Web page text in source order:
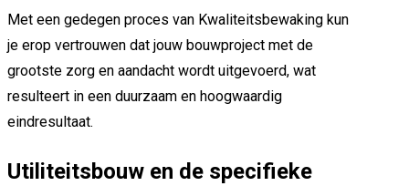
Met een gedegen proces van Kwaliteitsbewaking kun
je erop vertrouwen dat jouw bouwproject met de
grootste zorg en aandacht wordt uitgevoerd, wat
resulteert in een duurzaam en hoogwaardig
eindresultaat.
Utiliteitsbouw en de specifieke